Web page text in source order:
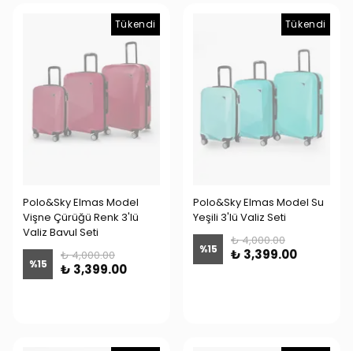
Tükendi
Polo&Sky Elmas Model
Vişne Çürüğü Renk 3'lü
Valiz Bavul Seti
%15
₺ 4,000.00
₺ 3,399.00
Tükendi
Polo&Sky Elmas Model Su
Yeşili 3'lü Valiz Seti
%15
₺ 4,000.00
₺ 3,399.00